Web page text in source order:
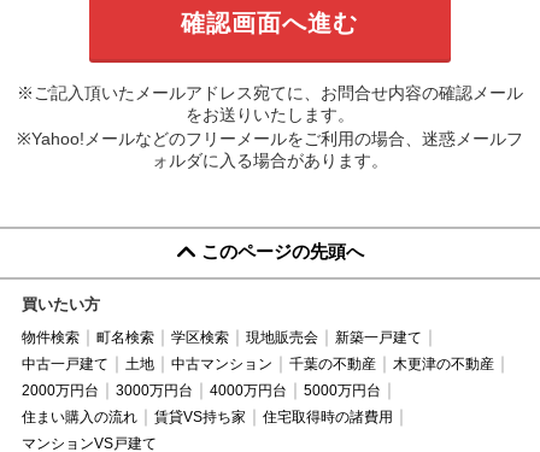
※ご記入頂いたメールアドレス宛てに、お問合せ内容の確認メール
をお送りいたします。
※Yahoo!メールなどのフリーメールをご利用の場合、迷惑メールフ
ォルダに入る場合があります。
このページの先頭へ
買いたい方
物件検索 町名検索 学区検索 現地販売会
新築一戸建て
中古一戸建て
土地 中古マンション 千葉の不動産
木更津の不動産
2000万円台
3000万円台 4000万円台
5000万円台
住まい購入の流れ
賃貸VS持ち家
住宅取得時の諸費用
マンションVS戸建て